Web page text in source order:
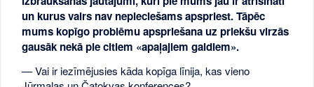
un kurus vairs nav nepieciešams apspriest. Tāpēc
mums kopīgo problēmu apspriešana uz priekšu virzās
gausāk nekā pie citiem «apaļajiem galdiem».
— Vai ir iezīmējusies kāda kopīga līnija, kas vieno